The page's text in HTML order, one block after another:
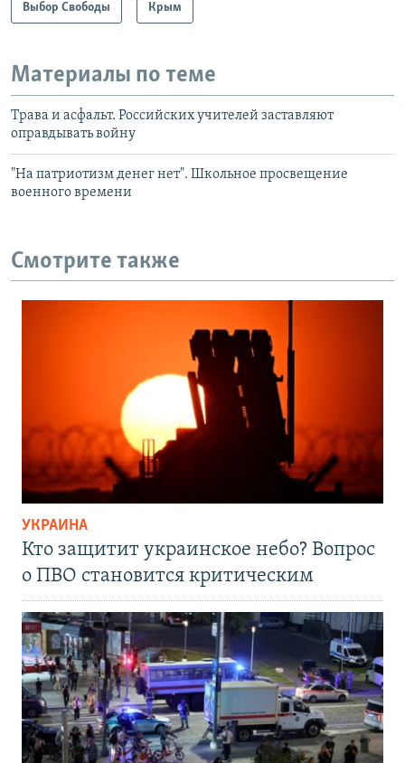
Выбор Свободы Крым
Материалы по теме
Трава и асфальт. Российских учителей заставляют
оправдывать войну
"На патриотизм денег нет". Школьное просвещение
военного времени
Смотрите также
УКРАИНА
Кто защитит украинское небо? Вопрос
о ПВО становится критическим